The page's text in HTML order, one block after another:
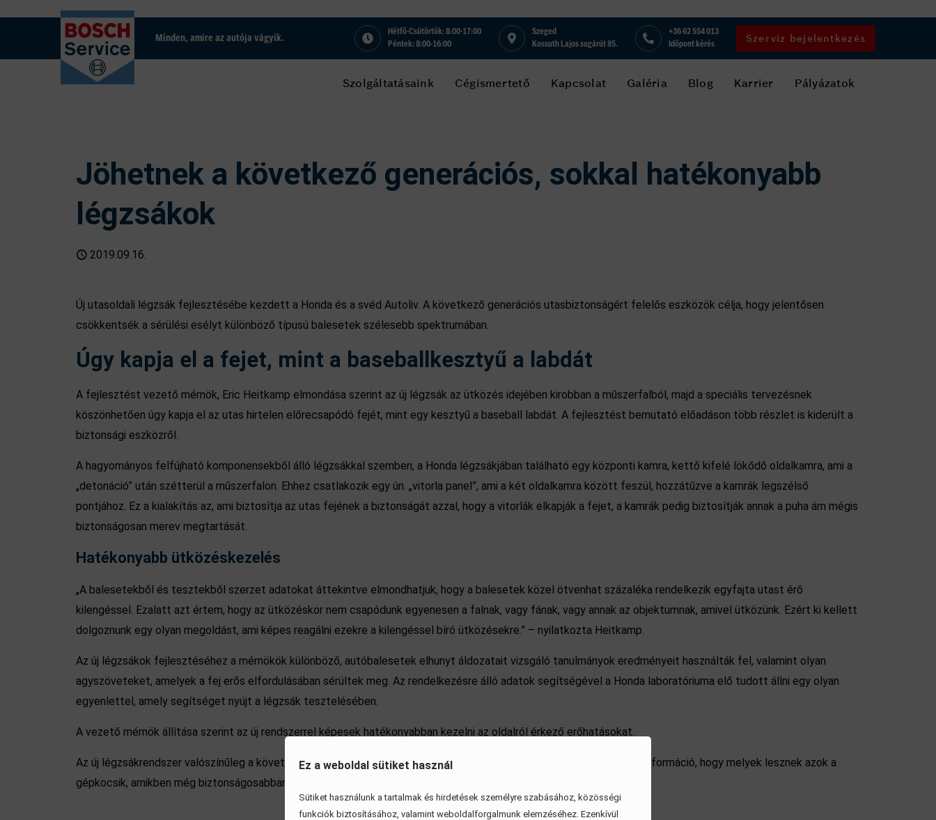
Ez a weboldal sütiket használ
Sütiket használunk a tartalmak és hirdetések személyre szabásához, közösségi
funkciók biztosításához, valamint weboldalforgalmunk elemzéséhez. Ezenkívül
Minden, amire az autója vágyik.
Hétfő-Csütörtök: 8:00-17:00
Péntek: 8:00-16:00
Szeged
Kossuth Lajos sugárút 85.
+36 62 554 013
Időpont kérés
Szerviz bejelentkezés
Szolgáltatásaink Cégismertető Kapcsolat Galéria Blog Karrier Pályázatok
Jöhetnek a következő generációs, sokkal hatékonyabb
légzsákok
2019.09.16.
Új utasoldali légzsák fejlesztésébe kezdett a Honda és a svéd Autoliv. A következő generációs utasbiztonságért felelős eszközök célja, hogy jelentősen
csökkentsék a sérülési esélyt különböző típusú balesetek szélesebb spektrumában.
Úgy kapja el a fejet, mint a baseballkesztyű a labdát
A fejlesztést vezető mérnök, Eric Heitkamp elmondása szerint az új légzsák az ütközés idejében kirobban a műszerfalból, majd a speciális tervezésnek
köszönhetően úgy kapja el az utas hirtelen előrecsapódó fejét, mint egy kesztyű a baseball labdát. A fejlesztést bemutató előadáson több részlet is kiderült a
biztonsági eszközről.
A hagyományos felfújható komponensekből álló légzsákkal szemben, a Honda légzsákjában található egy központi kamra, kettő kifelé lökődő oldalkamra, ami a
„detonáció” után szétterül a műszerfalon. Ehhez csatlakozik egy ún. „vitorla panel”, ami a két oldalkamra között feszül, hozzátűzve a kamrák legszélső
pontjához. Ez a kialakítás az, ami biztosítja az utas fejének a biztonságát azzal, hogy a vitorlák elkapják a fejet, a kamrák pedig biztosítják annak a puha ám mégis
biztonságosan merev megtartását.
Hatékonyabb ütközéskezelés
„A balesetekből és tesztekből szerzet adatokat áttekintve elmondhatjuk, hogy a balesetek közel ötvenhat százaléka rendelkezik egyfajta utast érő
kilengéssel. Ezalatt azt értem, hogy az ütközéskor nem csapódunk egyenesen a falnak, vagy fának, vagy annak az objektumnak, amivel ütközünk. Ezért ki kellett
dolgoznunk egy olyan megoldást, ami képes reagálni ezekre a kilengéssel bíró ütközésekre.” – nyilatkozta Heitkamp.
Az új légzsákok fejlesztéséhez a mérnökök különböző, autóbalesetek elhunyt áldozatait vizsgáló tanulmányok eredményeit használták fel, valamint olyan
agyszöveteket, amelyek a fej erős elfordulásában sérültek meg. Az rendelkezésre álló adatok segítségével a Honda laboratóriuma elő tudott állni egy olyan
egyenlettel, amely segítséget nyújt a légzsák tesztelésében.
A vezető mérnök állítása szerint az új rendszerrel képesek hatékonyabban kezelni az oldalról érkező erőhatásokat.
Az új légzsákrendszer valószínűleg a következő évben debütál majd a Honda új szériás autóiban. Azonban arról nincs információ, hogy melyek lesznek azok a
gépkocsik, amikben még biztonságosabban érezhetik magukat az utasok.